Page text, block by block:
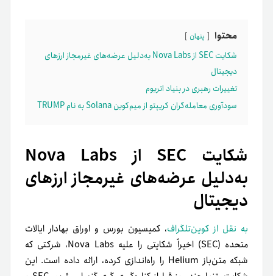
محتوا پنهان
شکایت SEC از Nova Labs به‌دلیل عرضه‌های غیرمجاز ارزهای
دیجیتال
تغییرات رهبری در بنیاد اتریوم
سودآوری معامله‌گران کریپتو از میم‌کوین Solana به نام TRUMP
شکایت SEC از Nova Labs
به‌دلیل عرضه‌های غیرمجاز ارزهای
دیجیتال
به نقل از کوین‌تلگراف، کمیسیون بورس و اوراق بهادار ایالات
متحده (SEC) اخیراً شکایتی را علیه Nova Labs، شرکتی که
شبکه متن‌باز Helium را راه‌اندازی کرده، ارائه داده است. این